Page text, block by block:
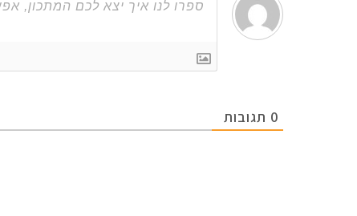
0 תגובות